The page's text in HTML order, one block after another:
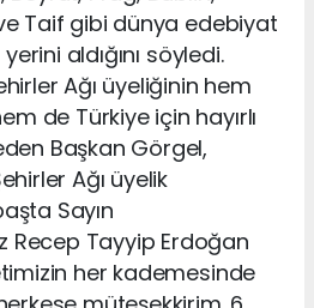
Taif gibi dünya edebiyat
aldığını söyledi.
Ağı üyeliğinin hem
de Türkiye için hayırlı
Başkan Görgel,
Ağı üyelik
Sayın
Recep Tayyip Erdoğan
her kademesinde